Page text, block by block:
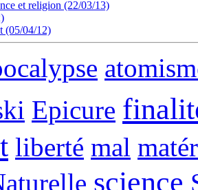
et religion (22/03/13)
(05/04/12)
Epicure
liberté mal
science